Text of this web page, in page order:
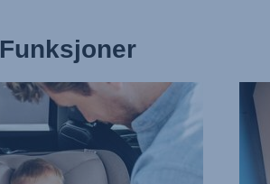
Funksjoner
NOK
FOR